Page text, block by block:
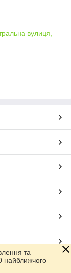
вулиця,
та
найближчого